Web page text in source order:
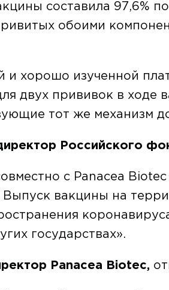
составила 97,6%
обоими
и хорошо изученной
двух прививок в
тот же механизм
Российского
с Panacea
вакцины на
государствах».
Panacea Biotec,